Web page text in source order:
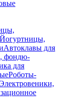
Йогуртницы,
Автоклавы для
фондю-
для
Роботы-